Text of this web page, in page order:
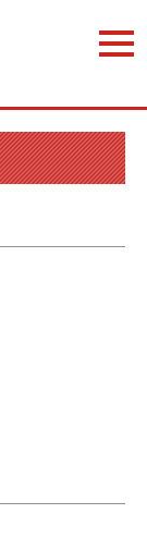
t
o
l
n
a
v
i
i